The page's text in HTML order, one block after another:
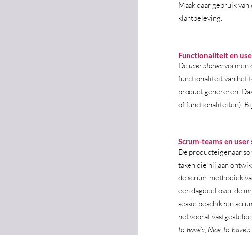
Maak daar gebruik
klantbeleving.
Functionaliteit en
De user stories vormen
functionaliteit van het
product genereren.
of functionaliteiten).
Scrum-teams en user
De producteigenaar
taken die hij aan
de scrum-methodiek
een dagdeel over de
sessie beschikken
het vooraf
to-have’s, Nice-to-have’s